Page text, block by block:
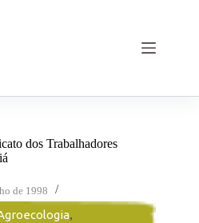
dos Trabalhadores
de 1998
,